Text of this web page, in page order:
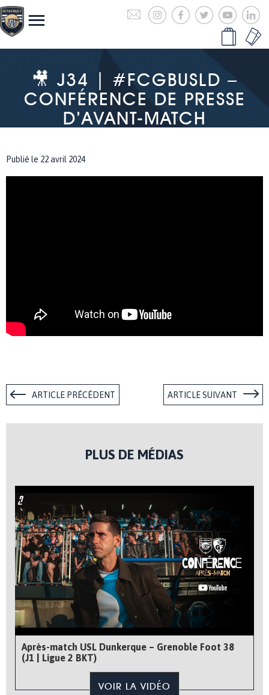
🎥 J34 | #FCGBUSLD –
CONFÉRENCE DE PRESSE
D’AVANT-MATCH
Publié le 22 avril 2024
ARTICLE PRÉCÉDENT ARTICLE SUIVANT
PLUS DE MÉDIAS
Après-match USL Dunkerque – Grenoble Foot 38
(J1 | Ligue 2 BKT)
VOIR LA VIDÉO